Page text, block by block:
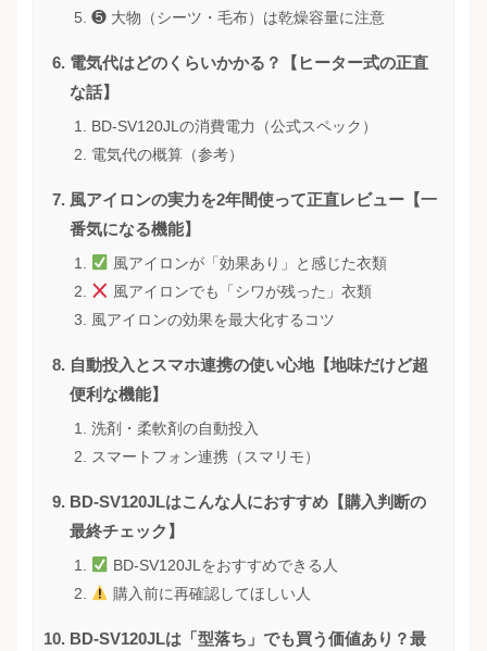
❺ 大物（シーツ・毛布）は乾燥容量に注意
電気代はどのくらいかかる？【ヒーター式の正直
な話】
BD-SV120JLの消費電力（公式スペック）
電気代の概算（参考）
風アイロンの実力を2年間使って正直レビュー【一
番気になる機能】
風アイロンが「効果あり」と感じた衣類
風アイロンでも「シワが残った」衣類
風アイロンの効果を最大化するコツ
自動投入とスマホ連携の使い心地【地味だけど超
便利な機能】
洗剤・柔軟剤の自動投入
スマートフォン連携（スマリモ）
BD-SV120JLはこんな人におすすめ【購入判断の
最終チェック】
BD-SV120JLをおすすめできる人
購入前に再確認してほしい人
BD-SV120JLは「型落ち」でも買う価値あり？最